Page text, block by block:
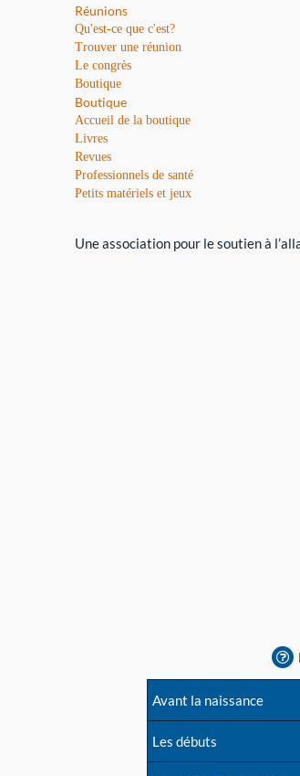
Réunions
Qu'est-ce que c'est?
Trouver une réunion
Le congrès
Boutique
Boutique
Accueil de la boutique
Livres
Revues
Professionnels de santé
Petits matériels et jeux
Une association pour le soutien à
Avant la naissance
Les débuts